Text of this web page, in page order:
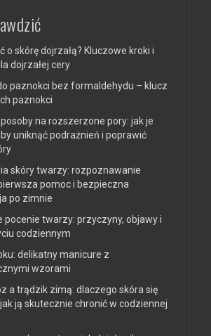
o skórę dojrzałą? Kluczowe kroki i
dojrzałej cery
paznokci bez formaldehydu – klucz
paznokci
na rozszerzone pory: jak je
uniknąć podrażnień i poprawić
skóry twarzy: rozpoznawanie
pomoc i bezpieczna
po zimnie
pocenie twarzy: przyczyny, objawy i
codziennym
delikatny manicure z
wzorami
a trądzik zimą: dlaczego skóra się
ją skutecznie chronić w codziennej